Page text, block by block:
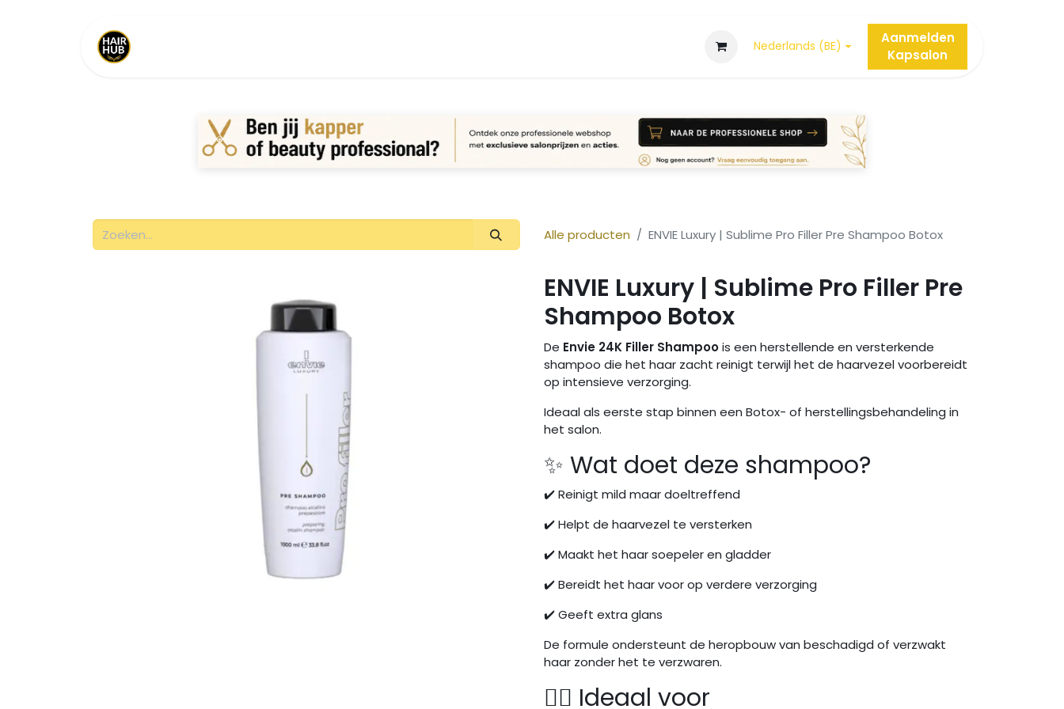
Nederlands (BE)
Aanmelden
Kapsalon
Alle producten ENVIE Luxury | Sublime Pro Filler Pre Shampoo Botox
ENVIE Luxury | Sublime Pro Filler Pre
Shampoo Botox
De Envie 24K Filler Shampoois een herstellende en versterkende
shampoo die het haar zacht reinigt terwijl het de haarvezel voorbereidt
op intensieve verzorging.
Ideaal als eerste stap binnen een Botox- of herstellingsbehandeling in
het salon.
✨ Wat doet deze shampoo?
✔️ Reinigt mild maar doeltreffend
✔️ Helpt de haarvezel te versterken
✔️ Maakt het haar soepeler en gladder
✔️ Bereidt het haar voor op verdere verzorging
✔️ Geeft extra glans
De formule ondersteunt de heropbouw van beschadigd of verzwakt
haar zonder het te verzwaren.
💆‍♀️ Ideaal voor